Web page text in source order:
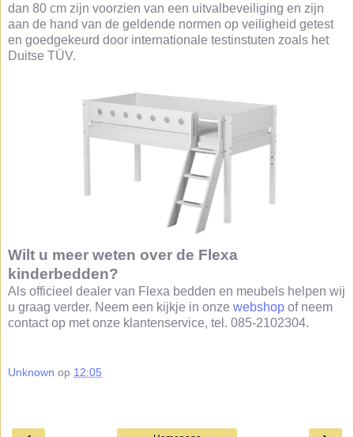
dan 80 cm zijn voorzien van een uitvalbeveiliging en zijn
aan de hand van de geldende normen op veiligheid getest
en goedgekeurd door internationale testinstuten zoals het
Duitse TÜV.
Wilt u meer weten over de Flexa
kinderbedden?
Als officieel dealer van Flexa bedden en meubels helpen wij
u graag verder. Neem een kijkje in onze webshop of neem
contact op met onze klantenservice, tel. 085-2102304.
Unknown op 12:05